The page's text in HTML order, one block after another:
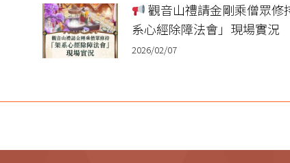
觀音山禮請金剛乘僧眾修
系心經除障法會」現場實況
2026/02/07